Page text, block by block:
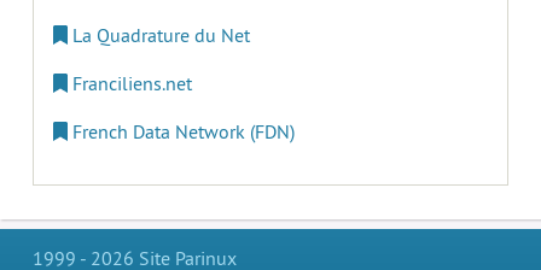
La Quadrature du Net
Franciliens.net
French Data Network (FDN)
1999 - 2026 Site Parinux